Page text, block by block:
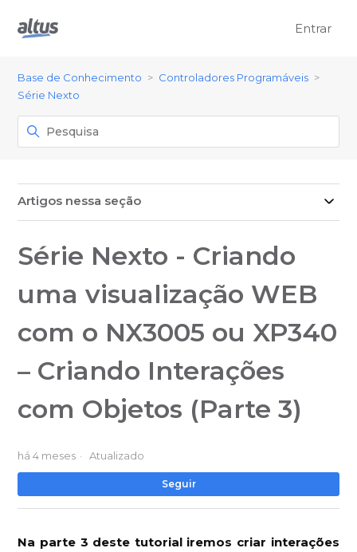
Entrar
Base de Conhecimento
Controladores Programáveis
Série Nexto
Artigos nessa seção
Série Nexto - Criando
uma visualização WEB
com o NX3005 ou XP340
– Criando Interações
com Objetos (Parte 3)
há 4 meses Atualizado
Seguir
Na parte 3 deste tutorial iremos criar interações